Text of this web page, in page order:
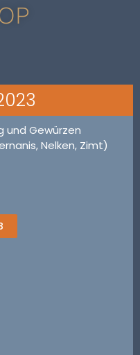
und Gewürzen
Nelken, Zimt)